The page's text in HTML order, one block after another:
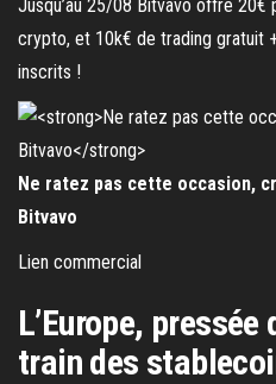
Jusqu’au 25/08 Bitvavo offre
crypto, et 10k€ de trading gratuit
inscrits !
Ne ratez pas cette occasion,
Bitvavo
Lien commercial
L’Europe,
train des